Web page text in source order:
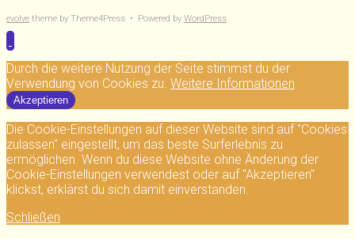
evolve theme by Theme4Press • Powered by WordPress
Durch die weitere Nutzung der Seite stimmst du der
Verwendung von Cookies zu. Weitere Informationen
Akzeptieren
Die Cookie-Einstellungen auf dieser Website sind auf "Cookies
zulassen" eingestellt, um das beste Surferlebnis zu
ermöglichen. Wenn du diese Website ohne Änderung der
Cookie-Einstellungen verwendest oder auf "Akzeptieren"
klickst, erklärst du sich damit einverstanden.
Schließen